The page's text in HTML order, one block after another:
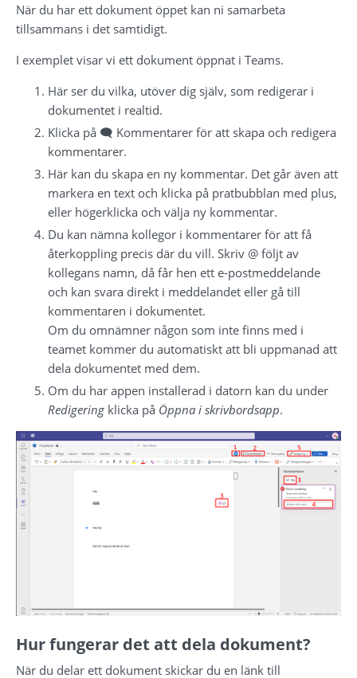
När du har ett dokument öppet kan ni samarbeta
tillsammans i det samtidigt.
I exemplet visar vi ett dokument öppnat i Teams.
Här ser du vilka, utöver dig själv, som redigerar i
dokumentet i realtid.
Klicka på 🗨 Kommentarer för att skapa och redigera
kommentarer.
Här kan du skapa en ny kommentar. Det går även att
markera en text och klicka på pratbubblan med plus,
eller högerklicka och välja ny kommentar.
Du kan nämna kollegor i kommentarer för att få
återkoppling precis där du vill. Skriv @ följt av
kollegans namn, då får hen ett e-postmeddelande
och kan svara direkt i meddelandet eller gå till
kommentaren i dokumentet.
Om du omnämner någon som inte finns med i
teamet kommer du automatiskt att bli uppmanad att
dela dokumentet med dem.
Redigering klicka på Öppna i skrivbordsapp.
Hur fungerar det att dela dokument?
När du delar ett dokument skickar du en länk till